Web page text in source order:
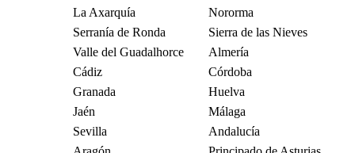
La Axarquía
Nororma
Serranía de Ronda
Sierra de las Nieves
Valle del Guadalhorce
Almería
Cádiz
Córdoba
Granada
Huelva
Jaén
Málaga
Sevilla
Andalucía